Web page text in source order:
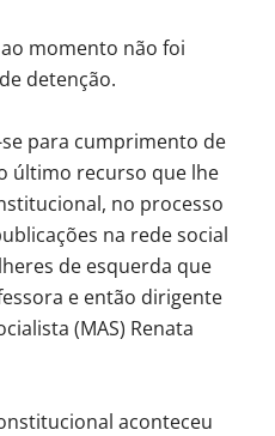
momento não foi
detenção.
para cumprimento de
último recurso que lhe
no processo
na rede social
de esquerda que
e então dirigente
(MAS) Renata
aconteceu